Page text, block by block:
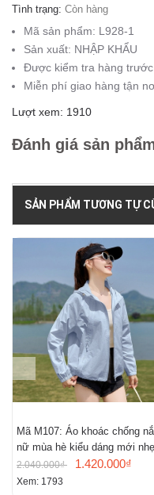
Tình trạng: Còn hàng
Mã sản phẩm: L928-1
Sản xuất: NHẬP KHẨU
Được kiểm tra hàng
Miễn phí giao hàng tận
Lượt xem: 1910
Đánh giá sản
SẢN PHẨM TƯƠNG TỰ
Mã M107: Áo khoác chống
nữ mùa hè kiểu dáng mới
thoáng khí,
2.040.000₫ 1.420.000₫
Xem: 1793